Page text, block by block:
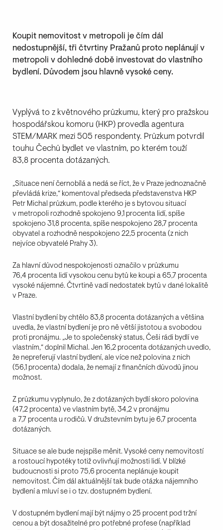
Koupit nemovitost v metropoli je čím dál
nedostupnější, tři čtvrtiny Pražanů proto neplánují v
metropoli v dohledné době investovat do vlastního
bydlení. Důvodem jsou hlavně vysoké ceny.
Vyplývá to z květnového průzkumu, který pro pražskou
hospodářskou komoru (HKP) provedla agentura
STEM/MARK mezi 505 respondenty. Průzkum potvrdil
touhu Čechů bydlet ve vlastním, po kterém touží
83,8 procenta dotázaných.
„Situace není černobílá a nedá se říct, že v Praze jednoznačně
převládá krize,“ komentoval předseda představenstva HKP
Petr Michal průzkum, podle kterého je s bytovou situací
v metropoli rozhodně spokojeno 9,1 procenta lidí, spíše
spokojeno 31,8 procenta, spíše nespokojeno 28,7 procenta
obyvatel a rozhodně nespokojeno 22,5 procenta (z nich
nejvíce obyvatelé Prahy 3).
Za hlavní důvod nespokojenosti označilo v průzkumu
76,4 procenta lidí vysokou cenu bytů ke koupi a 65,7 procenta
vysoké nájemné. Čtvrtině vadí nedostatek bytů v dané lokalitě
v Praze.
Vlastní bydlení by chtělo 83,8 procenta dotázaných a většina
uvedla, že vlastní bydlení je pro ně větší jistotou a svobodou
proti pronájmu. „Je to společenský status, Češi rádi bydlí ve
vlastním,“ doplnil Michal. Jen 16,2 procenta dotázaných uvedlo,
že nepreferují vlastní bydlení, ale více než polovina z nich
(56,1 procenta) dodala, že nemají z finančních důvodů jinou
možnost.
Z průzkumu vyplynulo, že z dotázaných bydlí skoro polovina
(47,2 procenta) ve vlastním bytě, 34,2 v pronájmu
a 7,7 procenta u rodičů. V družstevním bytu je 6,7 procenta
dotázaných.
Situace se ale bude nejspíše měnit. Vysoké ceny nemovitostí
a rostoucí hypotéky totiž ovlivňují možnosti lidí. V blízké
budoucnosti si proto 75,6 procenta neplánuje koupit
nemovitost. Čím dál aktuálnější tak bude otázka nájemního
bydlení a mluví se i o tzv. dostupném bydlení.
V dostupném bydlení mají být nájmy o 25 procent pod tržní
cenou a být dosažitelné pro potřebné profese (například